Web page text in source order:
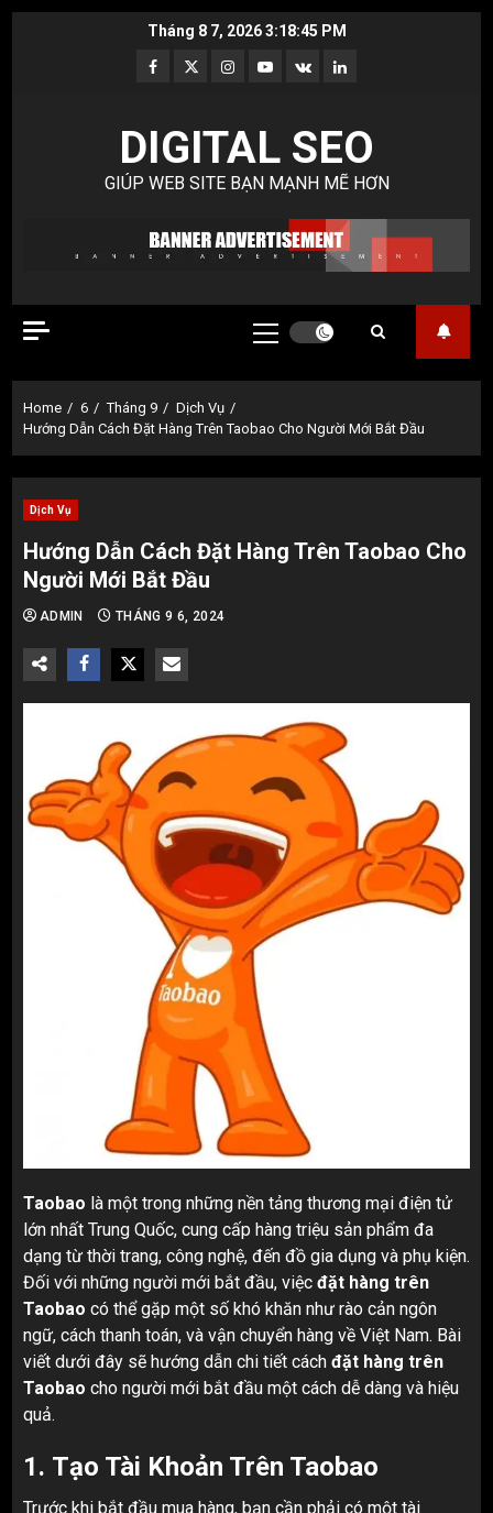
Tháng 8 7, 20263:18:46 PM
Facebook
TwitterInstagram
Youtube
VK LinkedIn
DIGITAL SEO
GIÚP WEB SITE BẠN MẠNH MẼ HƠN
Primary
Home 6 Tháng 9
Dịch Vụ
Hướng Dẫn Cách Đặt Hàng Trên Taobao Cho Người Mới Bắt Đầu
Dịch Vụ
Hướng Dẫn Cách Đặt Hàng Trên Taobao Cho
Người Mới Bắt Đầu
ADMIN THÁNG 9 6, 2024
Taobao là một trong những nền tảng thương mại điện tử
lớn nhất Trung Quốc, cung cấp hàng triệu sản phẩm đa
dạng từ thời trang, công nghệ, đến đồ gia dụng và phụ kiện.
Đối với những người mới bắt đầu, việc đặt hàng trên
Taobao có thể gặp một số khó khăn như rào cản ngôn
ngữ, cách thanh toán, và vận chuyển hàng về Việt Nam. Bài
viết dưới đây sẽ hướng dẫn chi tiết cách đặt hàng trên
Taobao cho người mới bắt đầu một cách dễ dàng và hiệu
quả.
1. Tạo Tài Khoản Trên Taobao
Trước khi bắt đầu mua hàng, bạn cần phải có một tài